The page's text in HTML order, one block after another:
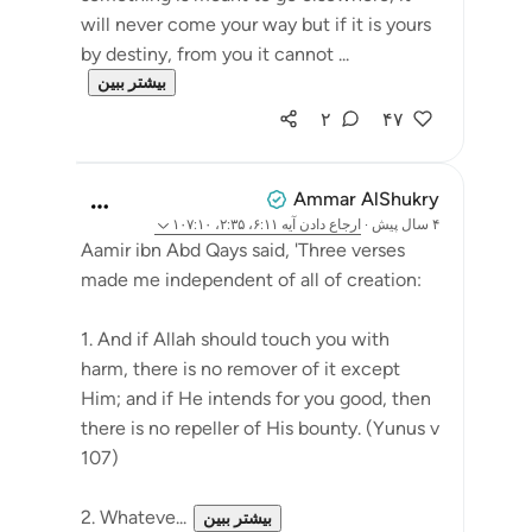
will never come your way but if it is yours
by destiny, from you it cannot ...
بیشتر ببین
۴۷ ۲
Ammar AlShukry
۴ سال پیش · ارجاع دادن آیه ۶:۱۱، ۲:۳۵، ۱۰۷:۱۰
Aamir ibn Abd Qays said, 'Three verses
made me independent of all of creation:
1. And if Allah should touch you with
harm, there is no remover of it except
Him; and if He intends for you good, then
there is no repeller of His bounty. (Yunus v
107)
2. Whateve... بیشتر ببین